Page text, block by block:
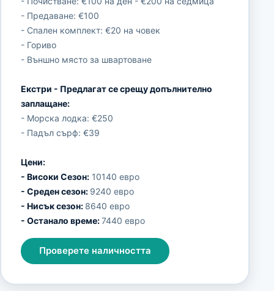
- Предаване: €100
- Спален комплект: €20 на човек
- Гориво
- Външно място за швартоване
Екстри - Предлагат се срещу допълнително
заплащане:
- Морска лодка: €250
- Падъл сърф: €39
Цени:
- Високи Сезон:10140 евро
- Среден сезон: 9240 евро
- Нисък сезон: 8640 евро
- Останало време:7440 евро
Проверете наличността